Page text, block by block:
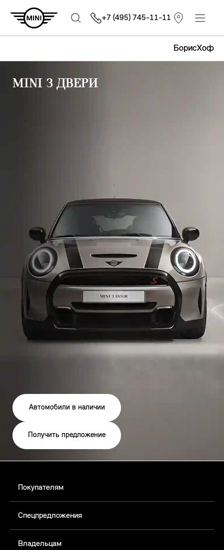
БорисХоф
+7 (495) 745-11-11
MINI 3 ДВЕРИ
Автомобили в наличии
Получить предложение
Покупателям
Спецпредложения
Владельцам